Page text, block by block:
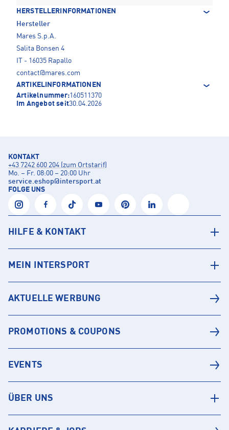
HERSTELLERINFORMATIONEN
Hersteller
Mares S.p.A.
Salita Bonsen 4
IT - 16035 Rapallo
contact@mares.com
ARTIKELINFORMATIONEN
Artikelnummer:160511370
Im Angebot seit30.04.2026
KONTAKT
+43 7242 600 204 (zum Ortstarif)
Mo. – Fr. 08:00 – 20:00 Uhr
service.eshop@intersport.at
FOLGE UNS
HILFE & KONTAKT
MEIN INTERSPORT
AKTUELLE WERBUNG
PROMOTIONS & COUPONS
EVENTS
ÜBER UNS